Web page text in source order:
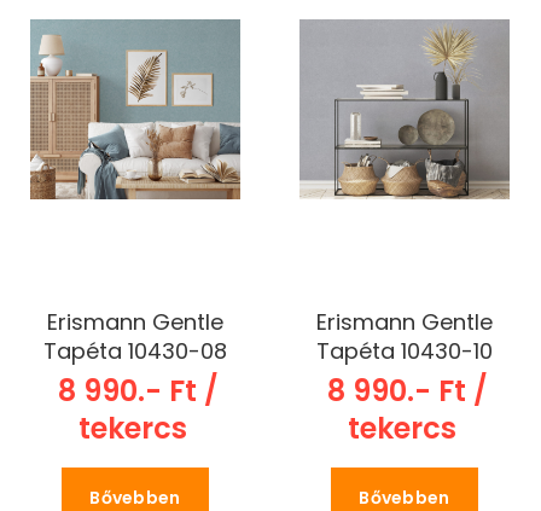
Erismann Gentle
Tapéta 10430-08
8 990.- Ft /
tekercs
Bővebben
Erismann Gentle
Tapéta 10430-10
8 990.- Ft /
tekercs
Bővebben